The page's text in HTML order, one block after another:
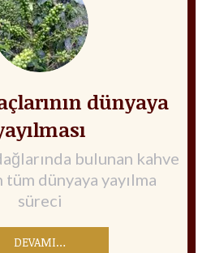
dünyaya
bulunan kahve
tüm dünyaya yayılma
süreci
DEVAMI…